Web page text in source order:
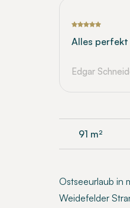
Alles perfekt
Edgar
91 m²
Ostseeurlaub in
Weidefelder